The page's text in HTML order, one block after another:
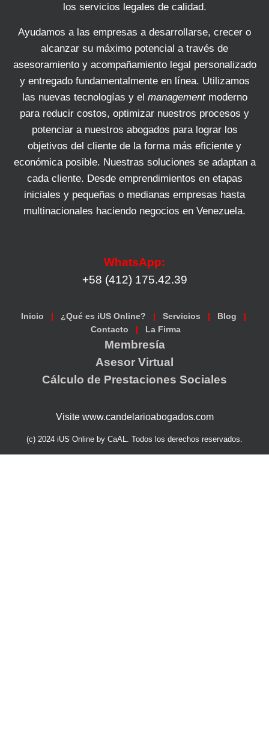
los servicios legales de calidad.
Ayudamos a las empresas a desarrollarse, crecer o
alcanzar su máximo potencial a través de
asesoramiento y acompañamiento legal personalizado
y entregado fundamentalmente en línea. Utilizamos
las nuevas tecnologías y el managementmoderno
para reducir costos, optimizar nuestros procesos y
potenciar a nuestros abogados para lograr los
objetivos del cliente de la forma más eficiente y
económica posible. Nuestras soluciones se adaptan a
cada cliente. Desde emprendimientos en etapas
iniciales y pequeñas o medianas empresas hasta
multinacionales haciendo negocios en Venezuela.
WhatsApp:
+58 (412) 175.42.39
Inicio | ¿Qué es iUS Online? | Servicios | Blog
|
Contacto
| La Firma
Membresía
Asesor Virtual
Cálculo de Prestaciones Sociales
Visite www.candelarioabogados.com
(c) 2024 iUS Online by CaAL. Todos los derechos reservados.